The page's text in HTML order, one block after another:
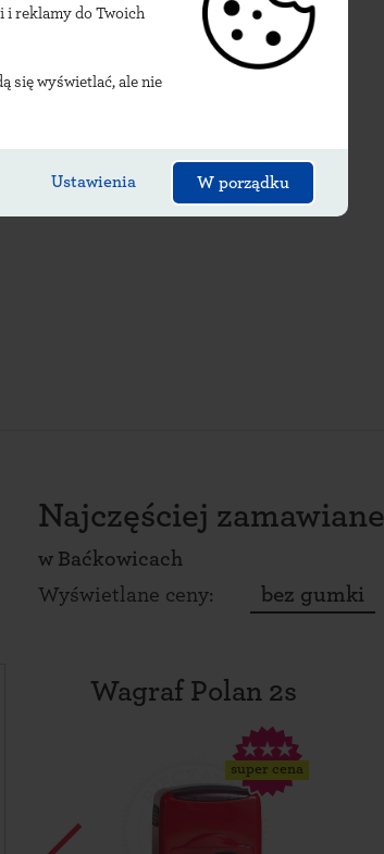
i reklamy do Twoich
się wyświetlać, ale nie
Ustawienia W porządku
Najczęściej zamawiane
w Baćkowicach
Wyświetlane ceny:
bez gumki
Wagraf Polan 2s
super cena